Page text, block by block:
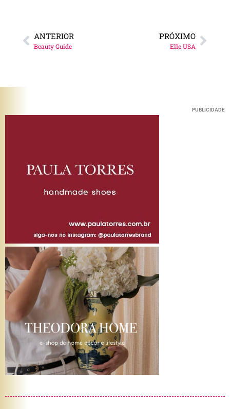
ANTERIOR
Beauty Guide
PRÓXIMO
Elle USA
PUBLICIDADE